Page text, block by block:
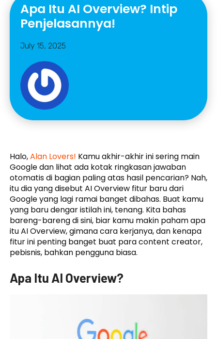
Apa Itu AI Overview? Intip
Penjelasannya!
July 15, 2025
Halo,Alan Lovers! Kamu akhir-akhir ini sering main
Google dan lihat ada kotak ringkasan jawaban
otomatis di bagian paling atas hasil pencarian? Nah,
itu dia yang disebut AI Overview fitur baru dari
Google yang lagi ramai banget dibahas. Buat kamu
yang baru dengar istilah ini, tenang. Kita bahas
bareng-bareng di sini, biar kamu makin paham apa
itu AI Overview, gimana cara kerjanya, dan kenapa
fitur ini penting banget buat para content creator,
pebisnis, bahkan pengguna biasa.
Apa Itu AI Overview?